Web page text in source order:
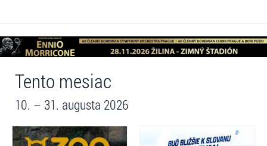
Tento mesiac
10. – 31. augusta 2026